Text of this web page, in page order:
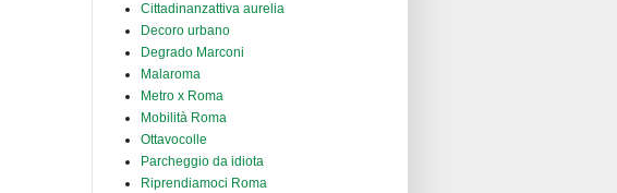
Cittadinanzattiva aurelia
Decoro urbano
Degrado Marconi
Malaroma
Metro x Roma
Mobilità Roma
Ottavocolle
Parcheggio da idiota
Riprendiamoci Roma